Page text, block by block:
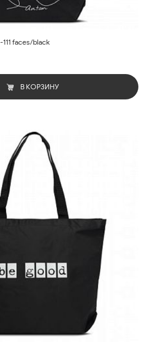
faces/black
В КОРЗИНУ